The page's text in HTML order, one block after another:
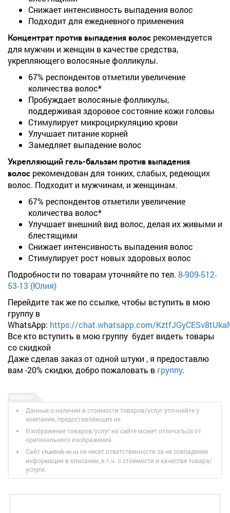
Снижает интенсивность выпадения волос
Подходит для ежедневного применения
Концентрат против выпадения волос рекомендуется
для мужчин и женщин в качестве средства,
укрепляющего волосяные фолликулы.
67% респондентов отметили увеличение
количества волос*
Пробуждает волосяные фолликулы,
поддерживая здоровое состояние кожи головы
Стимулирует микроциркуляцию крови
Улучшает питание корней
Замедляет выпадение волос
Укрепляющий гель-бальзам против выпадения
волос рекомендован для тонких, слабых, редеющих
волос. Подходит и мужчинам, и женщинам.
67% респондентов отметили увеличение
количества волос*
Улучшает внешний вид волос, делая их живыми и
блестящими
Снижает интенсивность выпадения волос
Стимулирует рост новых здоровых волос
Подробности по товарам уточняйте по тел. 8-909-512-
53-13 (Юлия)
Перейдите так же по ссылке, чтобы вступить в мою
группу в
WhatsApp: https://chat.whatsapp.com/
Все кто вступить в мою группу будет видеть товары
со скидкой
Даже сделав заказ от одной штуки , я предоставлю
вам -20% скидки, добро пожаловать в группу.
Данные о наличии и стоимости товаров/услуг уточняйте у
компании, предоставляющих их.
Изображение товаров/услуг на сайте может отличаться от
оригинального изображения.
Сайт chastnik-m.ru не несет ответственности за не совпадение
информации в описании, в т.ч. о стоимости и качестве товара/
услуги.